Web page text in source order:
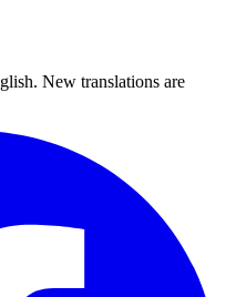
New translations are